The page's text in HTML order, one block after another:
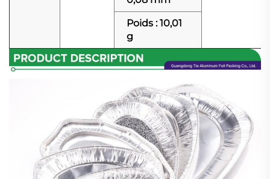
Poids : 10,01
g